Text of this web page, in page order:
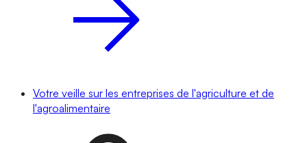
Votre veille sur les entreprises de l'agriculture et de
l'agroalimentaire